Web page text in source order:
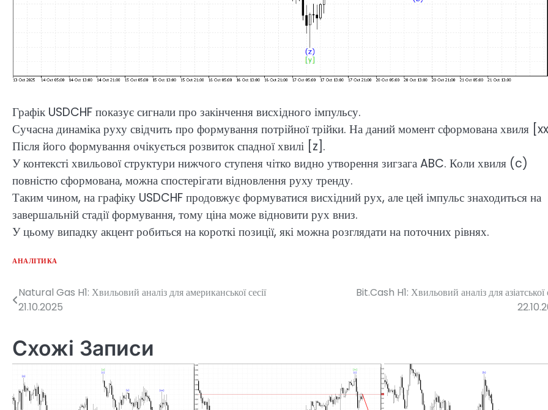
Графік USDCHF показує сигнали про закінчення висхідного імпульсу.
Сучасна динаміка руху свідчить про формування потрійної трійки. На даний момент сформована хвиля
Після його формування очікується розвиток спадної хвилі [z].
У контексті хвильової структури нижчого ступеня чітко видно утворення зигзага ABC. Коли хвиля (c)
повністю сформована, можна спостерігати відновлення руху тренду.
Таким чином, на графіку USDCHF продовжує формуватися висхідний рух, але цей імпульс знаходиться на
завершальній стадії формування, тому ціна може відновити рух вниз.
У цьому випадку акцент робиться на короткі позиції, які можна розглядати на поточних рівнях.
АНАЛІТИКА
Навігація
Natural Gas H1: Хвильовий аналіз для американської сесії
21.10.2025
Bit.Cash H1: Хвильовий аналіз для азіатської
Схожі Записи